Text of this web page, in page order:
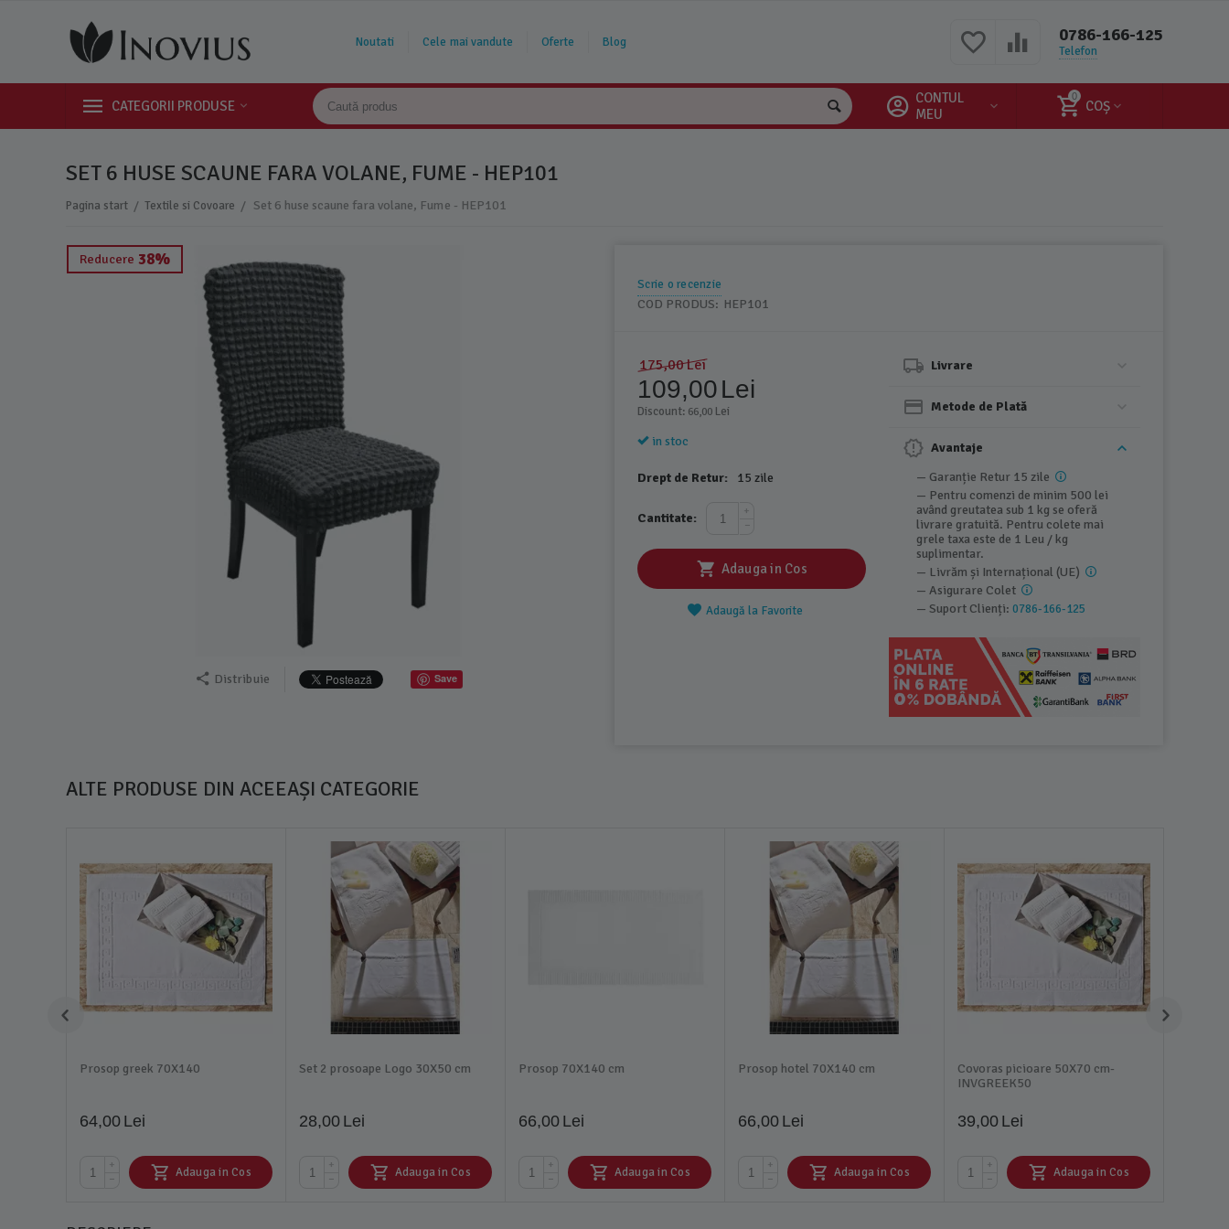
Noutati Cele mai vandute Oferte Blog 0786-166-125
Telefon
CATEGORII PRODUSE
0
COȘ
CONTUL
MEU
SET 6 HUSE SCAUNE FARA VOLANE, FUME - HEP101
Pagina start / Textile si Covoare / Set 6 huse scaune fara volane, Fume - HEP101
Reducere 38%
Distribuie Save
Scrie o recenzie
COD PRODUS: HEP101
175,00Lei
109,00Lei
Discount: 66,00 Lei
in stoc
Drept de Retur: 15 zile
Cantitate:
+
−
Adauga in Cos
Adaugă la Favorite
Livrare
Metode de Plată
Avantaje
— Garanție Retur 15 zile
— Pentru comenzi de minim 500 lei
având greutatea sub 1 kg se oferă
livrare gratuită. Pentru colete mai
grele taxa este de 1 Leu / kg
suplimentar.
— Livrăm și Internațional (UE)
— Asigurare Colet
— Suport Clienți:0786-166-125
ALTE PRODUSE DIN ACEEAȘI CATEGORIE
Prosop greek 70X140
64,00 Lei
+
−
Adauga in Cos
Set 2 prosoape Logo 30X50 cm
28,00 Lei
+
−
Adauga in Cos
Prosop 70X140 cm
66,00 Lei
+
−
Adauga in Cos
Prosop hotel 70X140 cm
66,00 Lei
+
−
Adauga in Cos
Covoras picioare 50X70 cm-
INVGREEK50
39,00 Lei
+
−
Adauga in Cos